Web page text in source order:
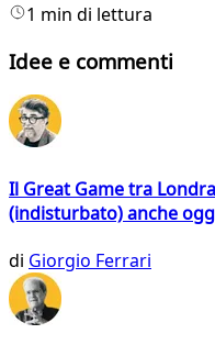
1 min di lettura
Idee e commenti
Il Great Game tra
(indisturbato) anche
di Giorgio Ferrari